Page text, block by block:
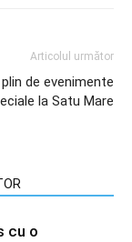
Articolul următor
de evenimente
la Satu Mare
cu o